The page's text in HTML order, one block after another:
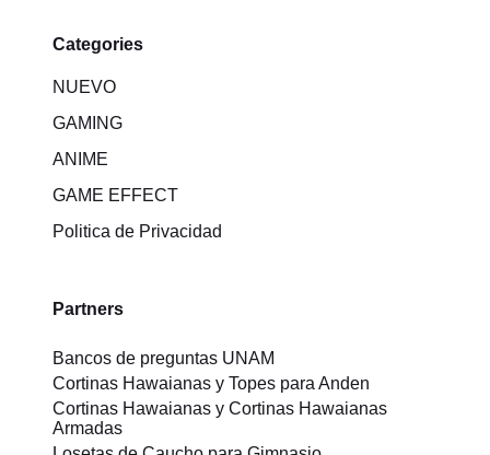
Categories
NUEVO
GAMING
ANIME
GAME EFFECT
Politica de Privacidad
Partners
Bancos de preguntas UNAM
Cortinas Hawaianas y Topes para Anden
Cortinas Hawaianas y Cortinas Hawaianas
Armadas